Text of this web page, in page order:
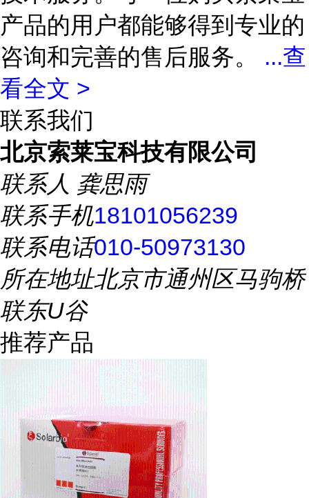
产品的用户都能够得到专业的
咨询和完善的售后服务。 ...查
看全文 >
联系我们
北京索莱宝科技有限公司
联系人 龚思雨
联系手机18101056239
联系电话010-50973130
所在地址北京市通州区马驹桥
联东U谷
推荐产品